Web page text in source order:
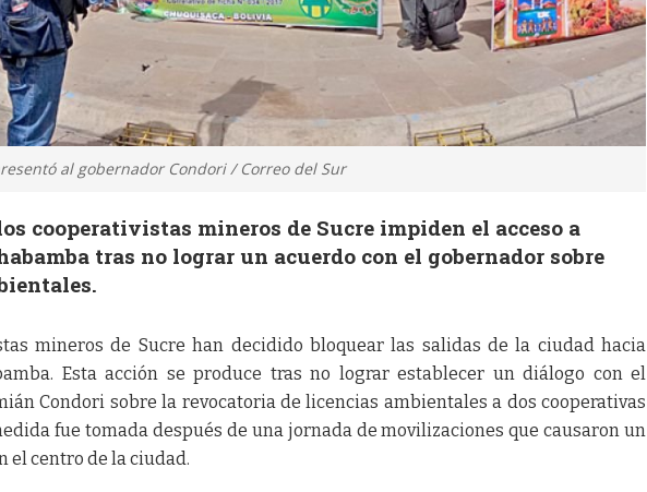
al gobernador Condori / Correo del Sur
cooperativistas mineros de Sucre impiden el acceso a
tras no lograr un acuerdo con el gobernador sobre
mineros de Sucre han decidido bloquear las salidas de la ciudad hacia
Esta acción se produce tras no lograr establecer un diálogo con el
Condori sobre la revocatoria de licencias ambientales a dos cooperativas
fue tomada después de una jornada de movilizaciones que causaron un
el centro de la ciudad.